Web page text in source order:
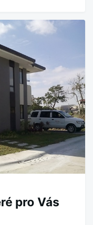
pro Vás